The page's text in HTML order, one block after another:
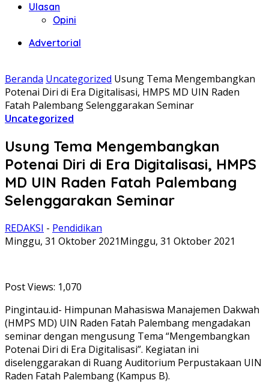
Ulasan
Opini
Advertorial
Beranda Uncategorized Usung Tema Mengembangkan
Potenai Diri di Era Digitalisasi, HMPS MD UIN Raden
Fatah Palembang Selenggarakan Seminar
Uncategorized
Usung Tema Mengembangkan
Potenai Diri di Era Digitalisasi, HMPS
MD UIN Raden Fatah Palembang
Selenggarakan Seminar
REDAKSI - Pendidikan
Minggu, 31 Oktober 2021Minggu, 31 Oktober 2021
Post Views: 1,070
Pingintau.id- Himpunan Mahasiswa Manajemen Dakwah
(HMPS MD) UIN Raden Fatah Palembang mengadakan
seminar dengan mengusung Tema “Mengembangkan
Potenai Diri di Era Digitalisasi”. Kegiatan ini
diselenggarakan di Ruang Auditorium Perpustakaan UIN
Raden Fatah Palembang (Kampus B).